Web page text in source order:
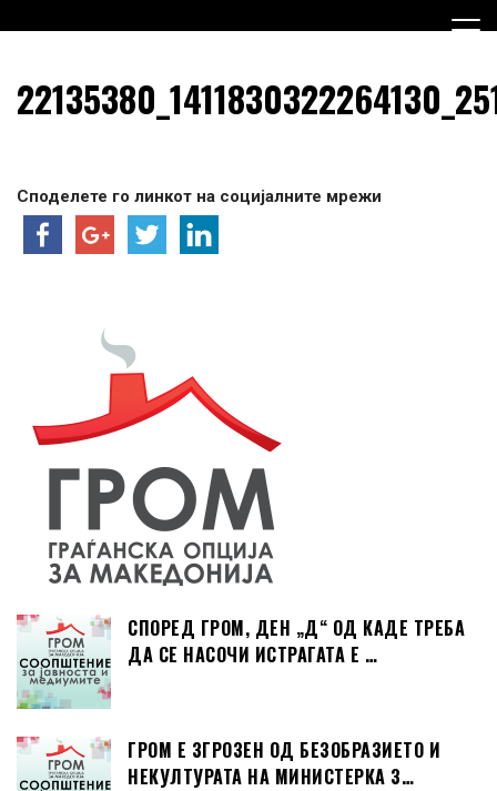
to
Граѓанска Опција за
Македонија
Споделете го линкот на социјалните мрежи
СПОРЕД ГРОМ, ДЕН „Д“ ОД КАДЕ ТРЕБА
ДА СЕ НАСОЧИ ИСТРАГАТА Е …
ГРОМ Е ЗГРОЗЕН ОД БЕЗОБРАЗИЕТО И
НЕКУЛТУРАТА НА МИНИСТЕРКА З…